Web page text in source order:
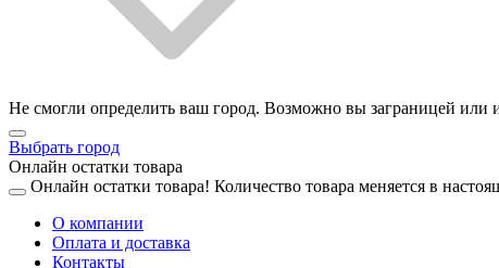
Не смогли определить ваш город. Возможно вы заграницей или
Выбрать город
Онлайн остатки товара
Онлайн остатки товара! Количество товара меняется в
О компании
Оплата и доставка
Контакты